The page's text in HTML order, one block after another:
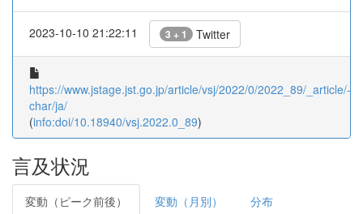
2023-10-10 21:22:11 3 + 1 Twitter
https://www.jstage.jst.go.jp/article/vsj/2022/0/2022_89/_article/-
char/ja/
(info:doi/10.18940/vsj.2022.0_89)
言及状況
変動（ピーク前後） 変動（月別） 分布